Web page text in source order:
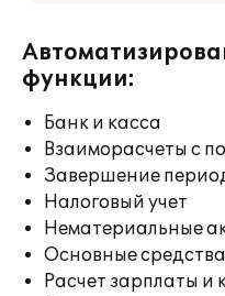
функции:
Банк и касса
Взаиморасчеты с
Завершение
Налоговый учет
Нематериальные
Основные средства
Расчет зарплаты и